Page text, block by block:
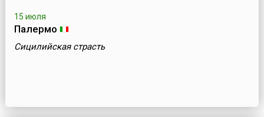
15 июля
Палермо
Сицилийская страсть